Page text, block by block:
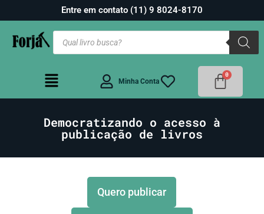
Entre em contato (11) 9 8024-8170
Minha Conta
Democratizando o acesso à
publicação de livros
Quero publicar